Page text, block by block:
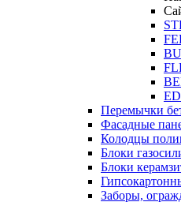
Перемычки
Фасадные
Колодцы
Блоки
Блоки
Заборы,